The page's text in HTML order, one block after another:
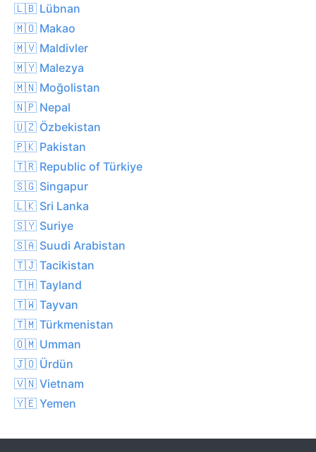
🇱🇧 Lübnan
🇲🇴 Makao
🇲🇻 Maldivler
🇲🇾 Malezya
🇲🇳 Moğolistan
🇳🇵 Nepal
🇺🇿 Özbekistan
🇵🇰 Pakistan
🇹🇷 Republic of Türkiye
🇸🇬 Singapur
🇱🇰 Sri Lanka
🇸🇾 Suriye
🇸🇦 Suudi Arabistan
🇹🇯 Tacikistan
🇹🇭 Tayland
🇹🇼 Tayvan
🇹🇲 Türkmenistan
🇴🇲 Umman
🇯🇴 Ürdün
🇻🇳 Vietnam
🇾🇪 Yemen